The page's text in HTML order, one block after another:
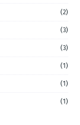
(2)
(3)
(3)
(1)
(1)
(1)